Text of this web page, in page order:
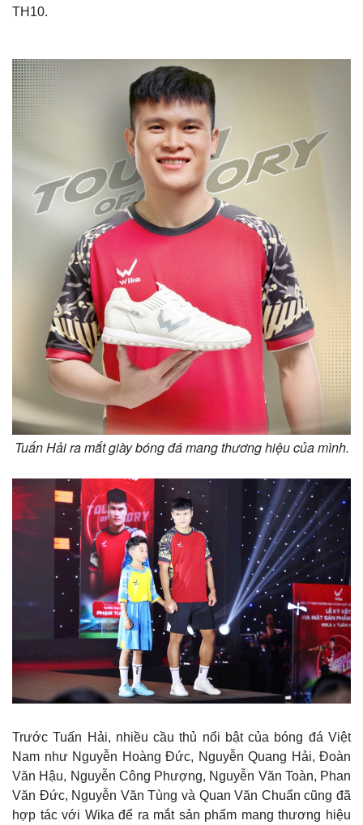
Thế giới
Quan sát
Cuộc sống đó đây
Multimedia
Video
Ảnh
E-Magazine
Infographic
TH10.
Tuấn Hải ra mắt giày bóng đá mang thương hiệu của mình.
Trước Tuấn Hải, nhiều cầu thủ nổi bật của bóng đá Việt
Nam như Nguyễn Hoàng Đức, Nguyễn Quang Hải, Đoàn
Văn Hậu, Nguyễn Công Phượng, Nguyễn Văn Toàn, Phan
Văn Đức, Nguyễn Văn Tùng và Quan Văn Chuẩn cũng đã
hợp tác với Wika để ra mắt sản phẩm mang thương hiệu